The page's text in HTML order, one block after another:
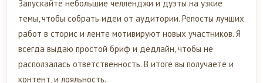
Запускайте небольшие челленджи и дуэты на узкие
темы, чтобы собрать идеи от аудитории. Репосты лучших
работ в сторис и ленте мотивируют новых участников. Я
всегда выдаю простой бриф и дедлайн, чтобы не
расползалась ответственность. В итоге вы получаете и
контент, и лояльность.